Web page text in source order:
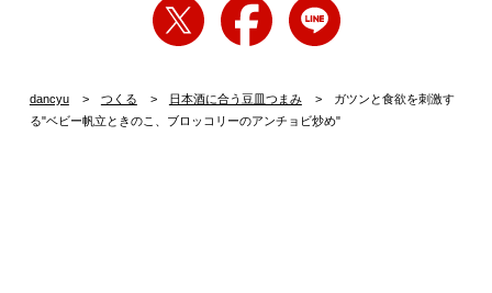
dancyu つくる 日本酒に合う豆皿つまみ
ガツンと食欲を刺激す
る"ベビー帆立ときのこ、ブロッコリーのアンチョビ炒め"